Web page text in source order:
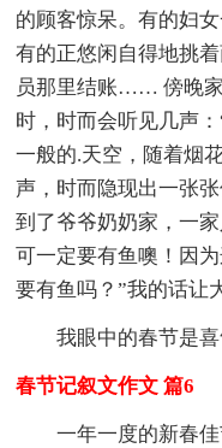
的顾客惊呆。有的妇
有的正悠闲自得地挑
员那里结账…… 傍晚
时，时而会听见几声
一般的.天空，随着烟
声，时而隐现出一张
到了爷爷奶奶家，一
可一定要有鱼噢！因
要有鱼吗？”我的话让
我眼中的春节是
春节记叙文作文 篇6
一年一度的新春